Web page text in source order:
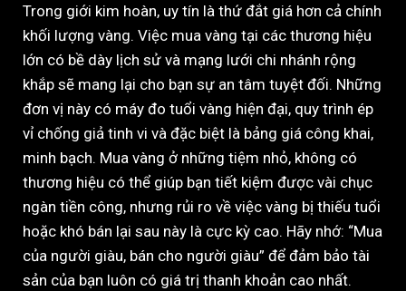
Trong giới kim hoàn, uy tín là thứ đắt giá hơn cả chính
khối lượng vàng. Việc mua vàng tại các thương hiệu
lớn có bề dày lịch sử và mạng lưới chi nhánh rộng
khắp sẽ mang lại cho bạn sự an tâm tuyệt đối. Những
đơn vị này có máy đo tuổi vàng hiện đại, quy trình ép
vỉ chống giả tinh vi và đặc biệt là bảng giá công khai,
minh bạch. Mua vàng ở những tiệm nhỏ, không có
thương hiệu có thể giúp bạn tiết kiệm được vài chục
ngàn tiền công, nhưng rủi ro về việc vàng bị thiếu tuổi
hoặc khó bán lại sau này là cực kỳ cao. Hãy nhớ: “Mua
của người giàu, bán cho người giàu” để đảm bảo tài
sản của bạn luôn có giá trị thanh khoản cao nhất.